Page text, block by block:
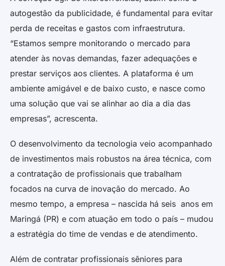
autogestão da publicidade, é fundamental para evitar
perda de receitas e gastos com infraestrutura.
“Estamos sempre monitorando o mercado para
atender às novas demandas, fazer adequações e
prestar serviços aos clientes. A plataforma é um
ambiente amigável e de baixo custo, e nasce como
uma solução que vai se alinhar ao dia a dia das
empresas”, acrescenta.
O desenvolvimento da tecnologia veio acompanhado
de investimentos mais robustos na área técnica, com
a contratação de profissionais que trabalham
focados na curva de inovação do mercado. Ao
mesmo tempo, a empresa – nascida há seis anos em
Maringá (PR) e com atuação em todo o país – mudou
a estratégia do time de vendas e de atendimento.
Além de contratar profissionais sêniores para